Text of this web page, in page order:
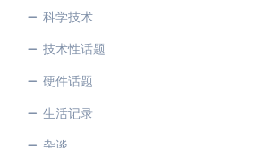
科学技术
技术性话题
硬件话题
生活记录